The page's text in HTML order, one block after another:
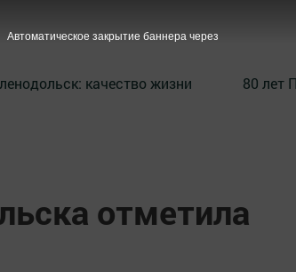
качество жизни 80 лет
отметила
Автоматическое закрытие баннера через